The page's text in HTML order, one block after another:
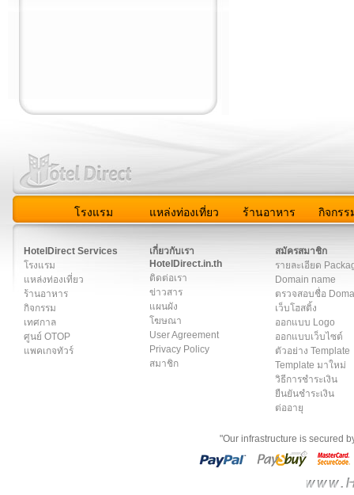
โรงแรม แหล่งท่องเที่ยว ร้านอาหาร กิจกรร
HotelDirect Services
โรงแรม
แหล่งท่องเที่ยว
ร้านอาหาร
กิจกรรม
เทศกาล
ศูนย์ OTOP
แพคเกจทัวร์
เกี่ยวกับเรา
HotelDirect.in.th
ติดต่อเรา
ข่าวสาร
แผนผัง
โฆษณา
User Agreement
Privacy Policy
สมาชิก
สมัครสมาชิก
รายละเอียด
Domain name
ตรวจสอบชื่อ
เว็บโฮสติ้ง
ออกแบบ Logo
ออกแบบเว็บไซต์
ตัวอย่าง Template
Template มาใหม่
วิธีการชำระเงิน
ยืนยันชำระเงิน
ต่ออายุ
"Our infrastructure is secured